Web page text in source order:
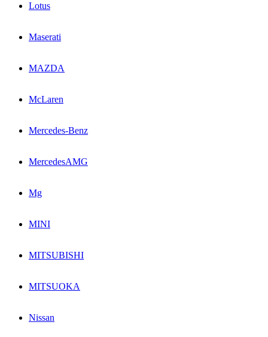
Lotus
Maserati
MAZDA
McLaren
Mercedes-Benz
MercedesAMG
Mg
MINI
MITSUBISHI
MITSUOKA
Nissan